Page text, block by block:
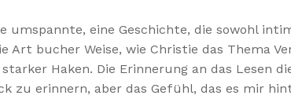
eine Geschichte, die sowohl
bucher Weise, wie Christie das Thema
Haken. Die Erinnerung an das Lesen
zu erinnern, aber das Gefühl, das es mir